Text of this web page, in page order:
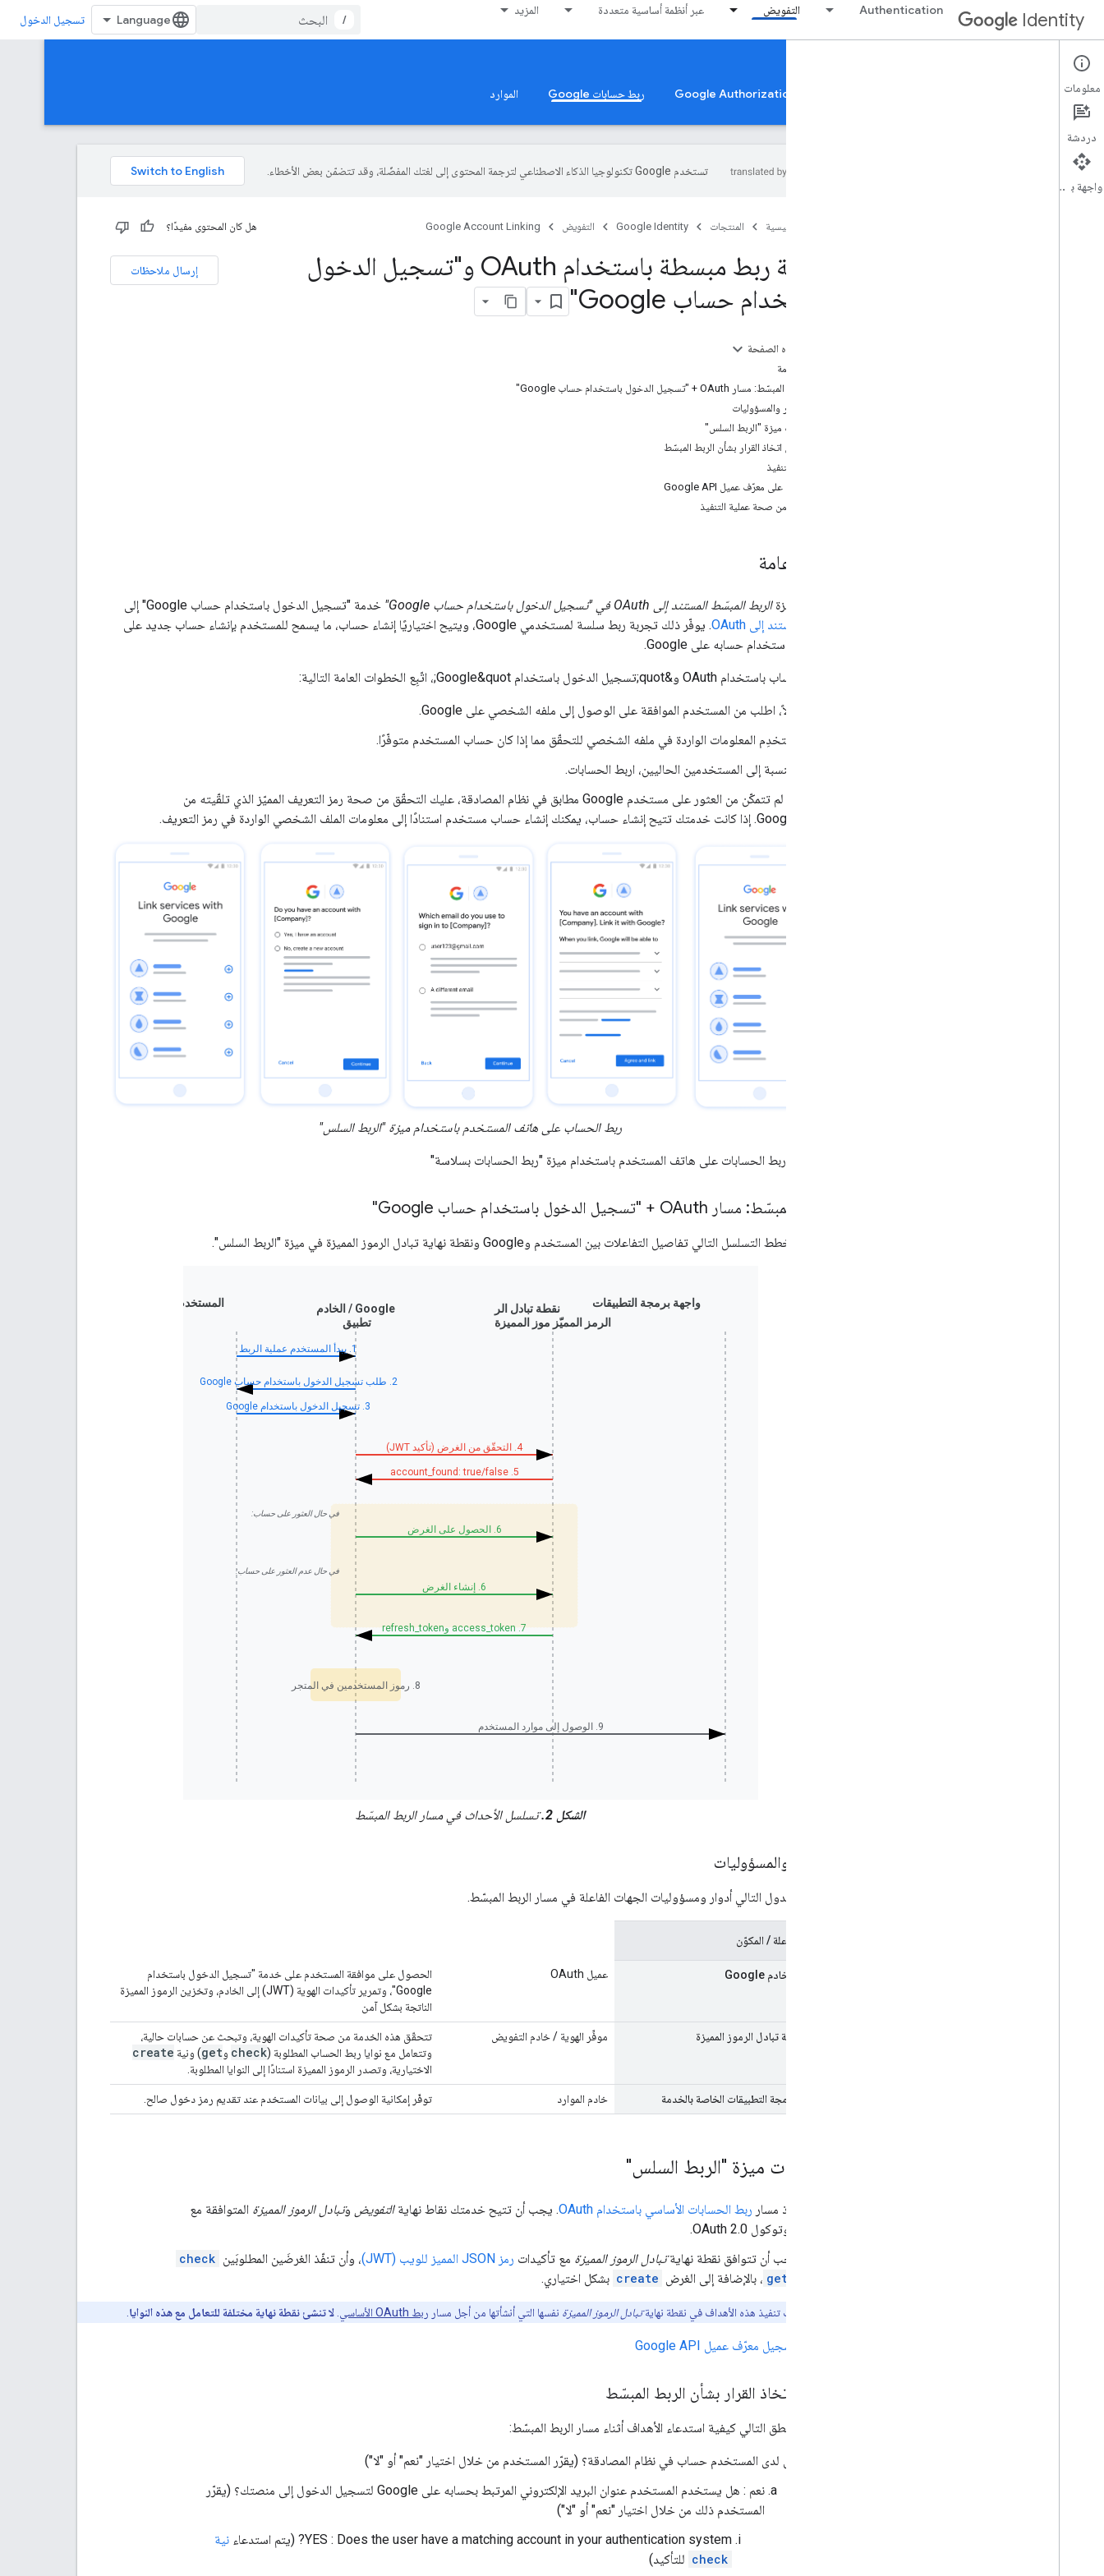
Identity
Authentication التفويض عبر أنظمة أساسية متعددة المزيد
/ تسجيل الدخول
Google Account Linking
تفويض حساب Google ربط حسابات Google الموارد
تستخدم Google تكنولوجيا الذكاء الاصطناعي لترجمة المحتوى إلى لغتك المفضّلة، وقد تتضمّن بعض الأخطاء.
الصفحة الرئيسية المنتجات Google Identity التفويض Google Account Linking هل كان المحتوى مفيدًا؟
إرسال ملاحظات
عملية ربط مبسطة باستخدام OAuth و"تسجيل الدخول
باستخدام حساب Google"
على هذه الصفحة
نظرة عامة
الربط المبسّط: مسار OAuth + "تسجيل الدخول باستخدام حساب Google"
الأدوار والمسؤوليات
متطلبات ميزة "الربط السلس"
منطق اتخاذ القرار بشأن الربط المبسّط
وصفة التنفيذ
الحصول على معرّف عميل Google API
التحقّق من صحة عملية التنفيذ
نظرة عامة
تضيف ميزةالربط المبسّط المستند إلى OAuth في "تسجيل الدخول باستخدام حساب Google"
خدمة "تسجيل الدخول باستخدام حساب Google" إلى
الربط المستند إلى OAuth
. يوفّر ذلك تجربة ربط سلسة لمستخدمي Google، ويتيح اختياريًا إنشاء حساب، ما يسمح للمستخدم بإنشاء حساب جديد على
خدمتك باستخدام حسابه على Google.
لربط الحساب باستخدام OAuth و&quot;تسجيل الدخول باستخدام Google&quot;، اتّبِع الخطوات العامة التالية:
أولاً، اطلب من المستخدم الموافقة على الوصول إلى ملفه الشخصي على Google.
استخدِم المعلومات الواردة في ملفه الشخصي للتحقّق مما إذا كان حساب المستخدم متوفّرًا.
بالنسبة إلى المستخدمين الحاليين، اربط الحسابات.
إذا لم تتمكّن من العثور على مستخدم Google مطابق في نظام المصادقة، عليك التحقّق من صحة رمز التعريف المميّز الذي تلقّيته من
Google. إذا كانت خدمتك تتيح إنشاء حساب، يمكنك إنشاء حساب مستخدم استنادًا إلى معلومات الملف الشخصي الواردة في رمز التعريف.
ربط الحساب على هاتف المستخدم باستخدام ميزة "الربط السلس"
ربط الحسابات على هاتف المستخدم باستخدام ميزة "ربط الحسابات بسلاسة"
الربط المبسّط: مسار OAuth + "تسجيل الدخول باستخدام حساب Google"
يوضّح مخطط التسلسل التالي تفاصيل التفاعلات بين المستخدم وGoogle ونقطة نهاية تبادل الرموز المميزة في ميزة "الربط السلس".
المستخدم
تطبيق
Google /
الخادم
الرمز المميّزنقطة تبادل الرموز المميزة واجهة برمجة التطبيقات
1. يبدأ المستخدم عملية الربط
2. طلب تسجيل الدخول باستخدام حساب Google
3. تسجيل الدخول باستخدام Google
4. التحقّق من الغرض (تأكيد JWT)
5. account_found: true/false
في حال العثور على حساب:
6. الحصول على الغرض
في حال عدم العثور على حساب:
6. إنشاء الغرض
7. access_token وrefresh_token
8. رموز المستخدمين في المتجر
9. الوصول إلى موارد المستخدم
الشكل 2. تسلسل الأحداث في مسار الربط المبسّط
الأدوار والمسؤوليات
يحدّد الجدول التالي أدوار ومسؤوليات الجهات الفاعلة في مسار الربط المبسّط.
الجهة الفاعلة / المكوّن
تطبيق / خادم Google عميل OAuth
الحصول على موافقة المستخدم على خدمة "تسجيل الدخول باستخدام
Google"، وتمرير تأكيدات الهوية (JWT) إلى الخادم، وتخزين الرموز المميزة
الناتجة بشكل آمن
نقطة نهاية تبادل الرموز المميزة موفِّر الهوية / خادم التفويض
تتحقّق هذه الخدمة من صحة تأكيدات الهوية، وتبحث عن حسابات حالية،
وتتعامل مع نوايا ربط الحساب المطلوبة (check وget) ونية create
الاختيارية، وتصدر الرموز المميزة استنادًا إلى النوايا المطلوبة.
واجهة برمجة التطبيقات الخاصة بالخدمة خادم الموارد توفّر إمكانية الوصول إلى بيانات المستخدم عند تقديم رمز دخول صالح.
متطلبات ميزة "الربط السلس"
نفِّذ مسار ربط الحسابات الأساسي باستخدام OAuth . يجب أن تتيح خدمتك نقاط نهايةالتفويض وتبادل الرموز المميزة المتوافقة مع
بروتوكول OAuth 2.0.
يجب أن تتوافق نقطة نهايةتبادل الرموز المميزة مع تأكيدات رمز JSON المميز للويب (JWT) ، وأن تنفّذ الغرضَين المطلوبَين check
get ، بالإضافة إلى الغرض create بشكل اختياري.
يجب تنفيذ هذه الأهداف في نقطة نهايةتبادل الرموز المميزة نفسها التي أنشأتها من أجل مسار ربط OAuth الأساسي . لا تنشئ نقطة نهاية مختلفة للتعامل مع هذه النوايا.
تسجيل معرّف عميل Google API
منطق اتخاذ القرار بشأن الربط المبسّط
تحدّد المنطق التالي كيفية استدعاء الأهداف أثناء مسار الربط المبسّط:
هل لدى المستخدم حساب في نظام المصادقة؟ (يقرّر المستخدم من خلال اختيار "نعم" أو "لا")
نعم : هل يستخدم المستخدم عنوان البريد الإلكتروني المرتبط بحسابه على Google لتسجيل الدخول إلى منصتك؟ (يقرّر
المستخدم ذلك من خلال اختيار "نعم" أو "لا")
YES : Does the user have a matching account in your authentication system? (يتم استدعاء
نية
check للتأكيد)
معلومات
دردشة
واجهة برمجة التطبيقات